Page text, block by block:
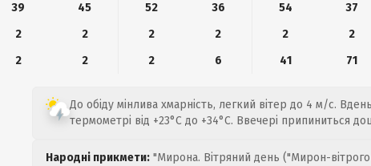
39
45 52 36 54 37
2
2 2 2 2 2
2
2 2 6 41 71
До обіду мінлива хмарність, легкий вітер до 4 м/с.
термометрі від +23°C до +34°C. Ввечері припиниться
Народні прикмети: "Мирона. Вітряний день ("Мирон-